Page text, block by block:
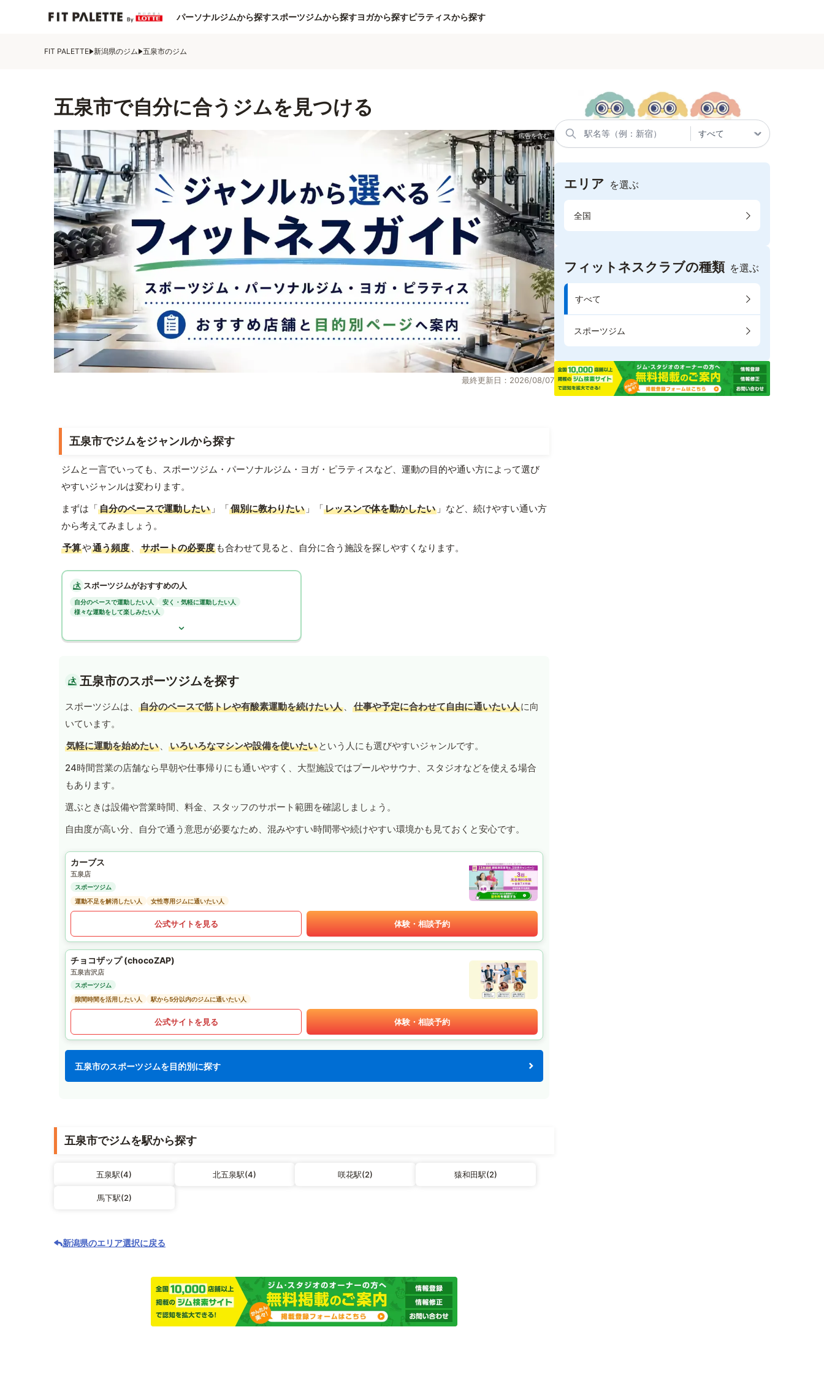
パーソナルジムから探すスポーツジムから探すヨガから探すピラティスから探す
FIT PALETTE 新潟県のジム 五泉市のジム
五泉市で自分に合うジムを見つける
最終更新日：2026/08/07
五泉市でジムをジャンルから探す
ジムと一言でいっても、スポーツジム・パーソナルジム・ヨガ・ピラティスなど、運動の目的や通い方によって選び
やすいジャンルは変わります。
まずは「自分のペースで運動したい 」「個別に教わりたい 」「レッスンで体を動かしたい 」など、続けやすい通い方
から考えてみましょう。
予算や通う頻度 、 サポートの必要度 も合わせて見ると、自分に合う施設を探しやすくなります。
スポーツジムがおすすめの人
自分のペースで運動したい人
安く・気軽に運動したい人
様々な運動をして楽しみたい人
五泉市のスポーツジムを探す
スポーツジムは、 自分のペースで筋トレや有酸素運動を続けたい人 、 仕事や予定に合わせて自由に通いたい人に向
いています。
気軽に運動を始めたい 、 いろいろなマシンや設備を使いたい という人にも選びやすいジャンルです。
24時間営業の店舗なら早朝や仕事帰りにも通いやすく、大型施設ではプールやサウナ、スタジオなどを使える場合
もあります。
選ぶときは設備や営業時間、料金、スタッフのサポート範囲を確認しましょう。
自由度が高い分、自分で通う意思が必要なため、混みやすい時間帯や続けやすい環境かも見ておくと安心です。
カーブス
五泉店
スポーツジム
運動不足を解消したい人
女性専用ジムに通いたい人
公式サイトを見る 体験・相談予約
チョコザップ (chocoZAP)
五泉吉沢店
スポーツジム
隙間時間を活用したい人
駅から5分以内のジムに通いたい人
公式サイトを見る 体験・相談予約
五泉市のスポーツジムを目的別に探す
五泉市でジムを駅から探す
五泉駅(4) 北五泉駅(4) 咲花駅(2) 猿和田駅(2)
馬下駅(2)
新潟県のエリア選択に戻る
エリア を選ぶ
全国
フィットネスクラブの種類 を選ぶ
すべて
スポーツジム